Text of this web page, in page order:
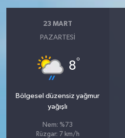
23 MART
PAZARTESI
8°
Bölgesel düzensiz yağmur
yağışlı
Nem: %73
Rüzgar: 7 km/h